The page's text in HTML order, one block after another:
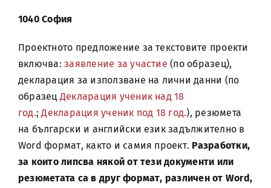
1040 София
Проектното предложение за текстовите проекти
включва:заявление за участие (по образец),
декларация за използване на лични данни (по
образецДекларация ученик над 18
год.;Декларация ученик под 18 год.), резюмета
на български и английски език задължително в
Word формат, както и самия проект. Разработки,
за които липсва някой от тези документи или
резюметата са в друг формат, различен от Word,